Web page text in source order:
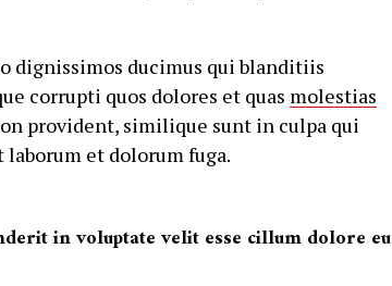
dignissimos ducimus qui blanditiis
corrupti quos dolores et quas molestias
provident, similique sunt in culpa qui
et dolorum fuga.
in voluptate velit esse cillum dolore eu